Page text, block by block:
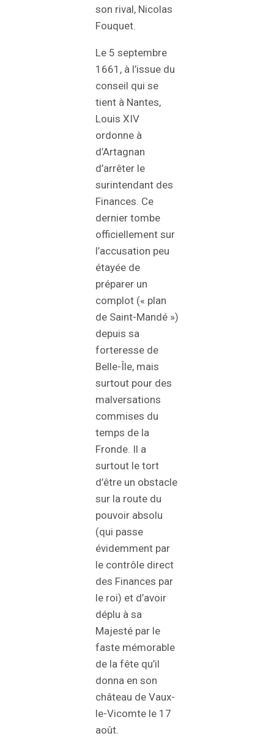
son rival, Nicolas
Fouquet.
Le 5 septembre
1661, à l’issue du
conseil qui se
tient à Nantes,
Louis XIV
ordonne à
d’Artagnan
d’arrêter le
surintendant des
Finances. Ce
dernier tombe
officiellement sur
l’accusation peu
étayée de
préparer un
complot (« plan
de Saint-Mandé »)
depuis sa
forteresse de
Belle-Île, mais
surtout pour des
malversations
commises du
temps de la
Fronde. Il a
surtout le tort
d’être un obstacle
sur la route du
pouvoir absolu
(qui passe
évidemment par
le contrôle direct
des Finances par
le roi) et d’avoir
déplu à sa
Majesté par le
faste mémorable
de la fête qu’il
donna en son
château de Vaux-
le-Vicomte le 17
août.